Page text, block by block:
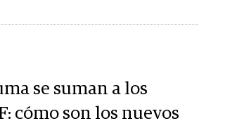
se suman a los
cómo son los nuevos